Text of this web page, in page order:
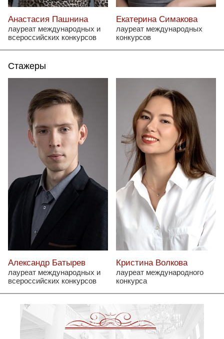
Анастасия Пашнина
лауреат международных и
всероссийских конкурсов
Екатерина Симакова
лауреат международных
конкурсов
Стажеры
Александр Батырев
лауреат международных и
всероссийских конкурсов
Кристина Волкова
лауреат международного
конкурса